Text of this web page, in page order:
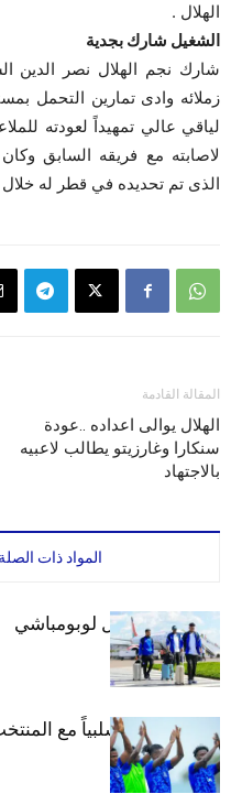
الهلال .
الشغيل شارك بجدية
شارك نجم الهلال نصر الدين
زملائه وادى تمارين التحمل
لياقي عالي تمهيداً لعودته
لاصابته مع فريقه السابق
الذى تم تحديده في قطر له خلال
المقالة القادمة
الهلال يوالى اعداده ..عودة
سنكارا وغارزيتو يطالب لاعبيه
بالاجتهاد
المواد ذات الصلة
بعثة الهلال تصل لوبومباشي
الهلال يتعادل سلبياً مع
إعدادياً